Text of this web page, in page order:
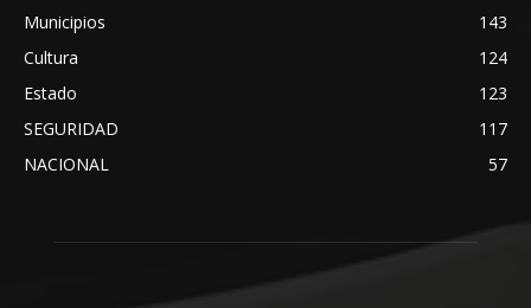
Municipios
143
Cultura
124
Estado
123
SEGURIDAD
117
NACIONAL
57